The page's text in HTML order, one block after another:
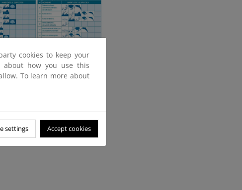
cookies to keep your
about how you use this
To learn more about
settings Accept cookies